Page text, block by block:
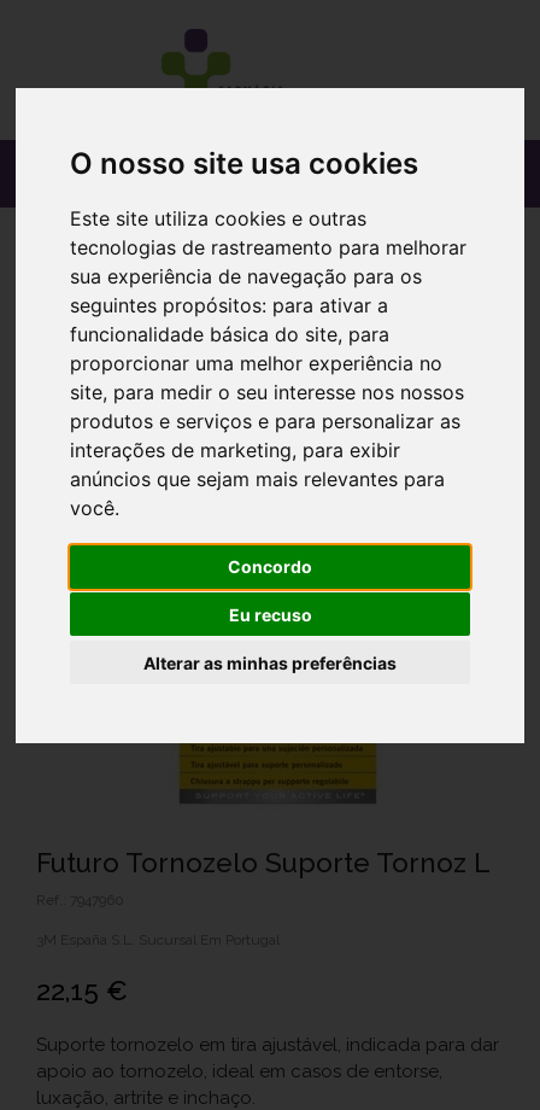
O nosso site usa cookies
Este site utiliza cookies e outras
tecnologias de rastreamento para melhorar
sua experiência de navegação para os
seguintes propósitos: para ativar a
funcionalidade básica do site, para
proporcionar uma melhor experiência no
site, para medir o seu interesse nos nossos
produtos e serviços e para personalizar as
interações de marketing, para exibir
anúncios que sejam mais relevantes para
você.
Concordo
Eu recuso
Alterar as minhas preferências
Futuro Tornozelo Suporte Tornoz L
Ref.: 7947960
3M España S.L. Sucursal Em Portugal
22,15 €
Suporte tornozelo em tira ajustável, indicada para dar
apoio ao tornozelo, ideal em casos de entorse,
luxação, artrite e inchaço.